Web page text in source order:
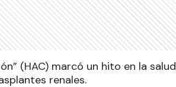
(HAC) marcó un hito en la salud
renales.